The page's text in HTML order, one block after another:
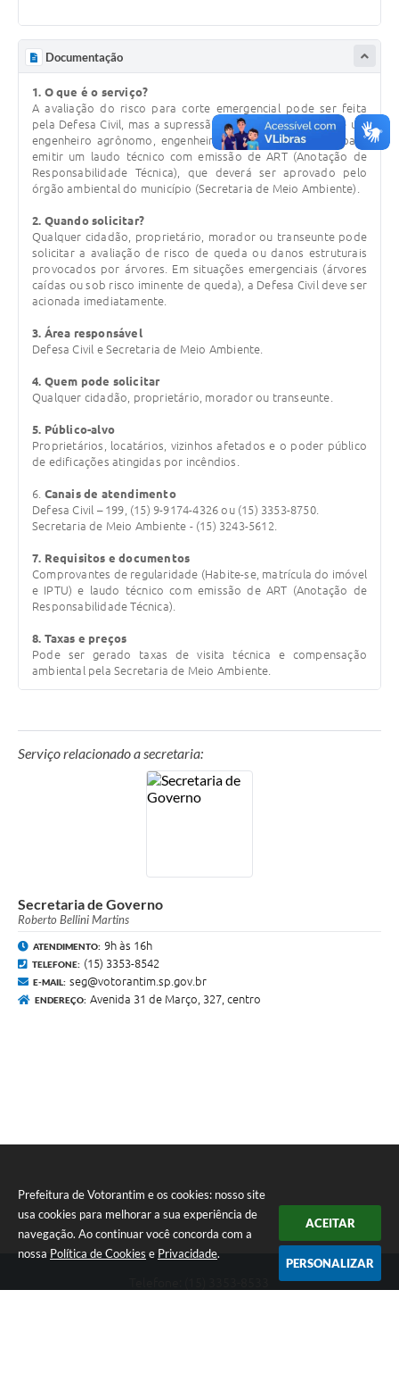
Prefeitura de Votorantim e os cookies: nosso site
usa cookies para melhorar a sua experiência de
navegação. Ao continuar você concorda com a
nossa Política de Cookies e Privacidade.
ACEITAR
PERSONALIZAR
Guarda Civil Municipal (GCM)
Arborização urbana
Manual para arquivo de remessa – NFSe
Lei de Acesso à Informação
Galeria de Vídeos
Legislação
IPTU Selo Verde
Notícias
Contato
Documentação
1. O que é o serviço?
A avaliação do risco para corte emergencial pode ser feita
pela Defesa Civil, mas a supressão exige a contratação de um
engenheiro agrônomo, engenheiro florestal ou biólogo para
emitir um laudo técnico com emissão de ART (Anotação de
Responsabilidade Técnica), que deverá ser aprovado pelo
órgão ambiental do município (Secretaria de Meio Ambiente).
2. Quando solicitar?
Qualquer cidadão, proprietário, morador ou transeunte pode
solicitar a avaliação de risco de queda ou danos estruturais
provocados por árvores. Em situações emergenciais (árvores
caídas ou sob risco iminente de queda), a Defesa Civil deve ser
acionada imediatamente.
3. Área responsável
Defesa Civil e Secretaria de Meio Ambiente.
4. Quem pode solicitar
Qualquer cidadão, proprietário, morador ou transeunte.
5. Público-alvo
Proprietários, locatários, vizinhos afetados e o poder público
de edificações atingidas por incêndios.
6. Canais de atendimento
Defesa Civil – 199, (15) 9-9174-4326 ou (15) 3353-8750.
Secretaria de Meio Ambiente - (15) 3243-5612.
7. Requisitos e documentos
Comprovantes de regularidade (Habite-se, matrícula do imóvel
e IPTU) e laudo técnico com emissão de ART (Anotação de
Responsabilidade Técnica).
8. Taxas e preços
Pode ser gerado taxas de visita técnica e compensação
ambiental pela Secretaria de Meio Ambiente.
Serviço relacionado a secretaria:
Secretaria de Governo
Roberto Bellini Martins
ATENDIMENTO: 9h às 16h
TELEFONE: (15) 3353-8542
E-MAIL: seg@votorantim.sp.gov.br
ENDEREÇO: Avenida 31 de Março, 327, centro